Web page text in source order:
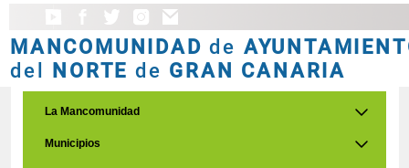
MANCOMUNIDAD de
del NORTE de GRAN CANARIA
La Mancomunidad
Municipios